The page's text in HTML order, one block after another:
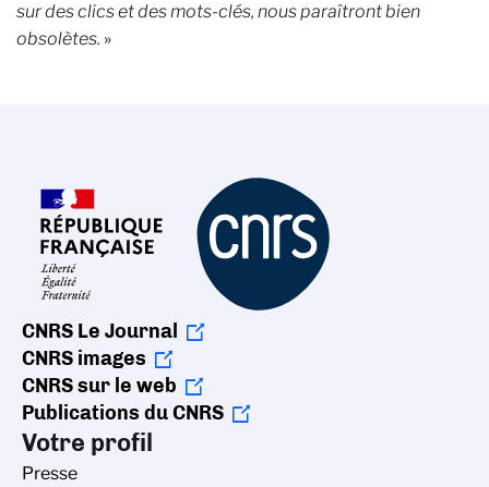
sur des clics et des mots-clés, nous paraîtront bien
obsolètes. »
CNRS Le Journal
CNRS images
CNRS sur le web
Publications du CNRS
Votre profil
Presse